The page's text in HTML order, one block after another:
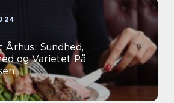
Sundhed,
og Varietet På